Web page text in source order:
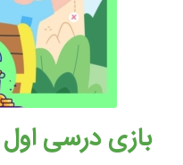
بازی درسی اول